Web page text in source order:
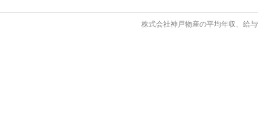
株式会社神戸物産の平均年収、給